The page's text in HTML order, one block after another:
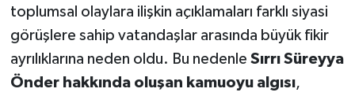
toplumsal olaylara ilişkin açıklamaları farklı siyasi
görüşlere sahip vatandaşlar arasında büyük fikir
ayrılıklarına neden oldu. Bu nedenle Sırrı Süreyya
Önder hakkında oluşan kamuoyu algısı,